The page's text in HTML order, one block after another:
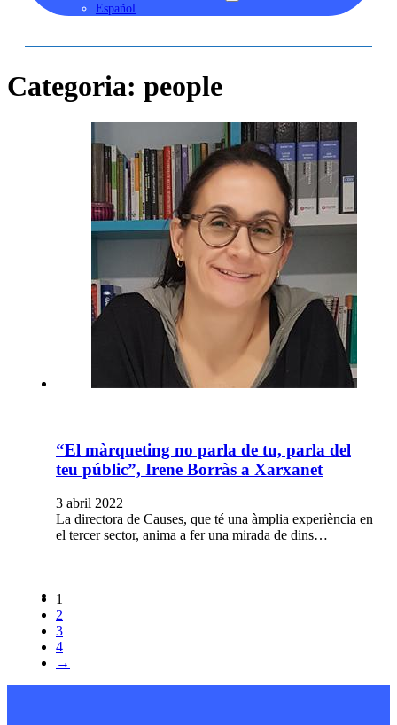
Español
Categoria: people
“El màrqueting no parla de tu, parla del
teu públic”, Irene Borràs a Xarxanet
3 abril 2022
La directora de Causes, que té una àmplia experiència en
el tercer sector, anima a fer una mirada de dins…
1
2
3
4
→